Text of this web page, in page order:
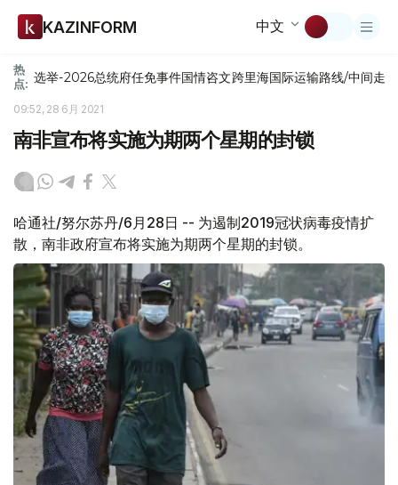
KAZINFORM 中文
热
点: 选举-2026总统府任免事件国情咨文跨里海国际运输路线/中间走廊
09:52, 28 6月 2021
南非宣布将实施为期两个星期的封锁
哈通社/努尔苏丹/6月28日 -- 为遏制2019冠状病毒疫情扩
散，南非政府宣布将实施为期两个星期的封锁。